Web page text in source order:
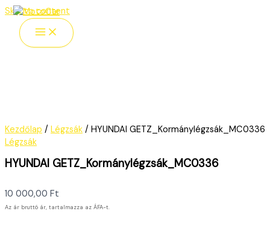
Skip to content
Kezdőlap / Légzsák / HYUNDAI GETZ_Kormánylégzsák_MC0336
Légzsák
HYUNDAI GETZ_Kormánylégzsák_MC0336
10 000,00 Ft
Az ár bruttó ár, tartalmazza az ÁFA-t.